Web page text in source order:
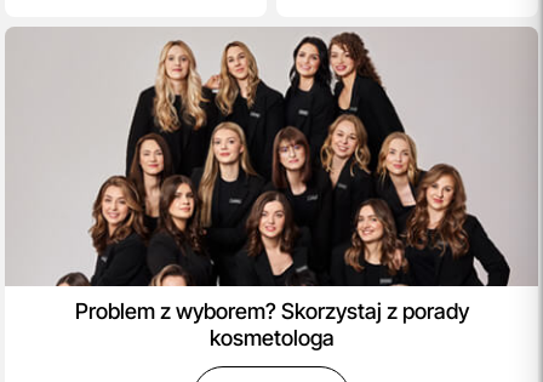
Problem z wyborem? Skorzystaj z porady
kosmetologa